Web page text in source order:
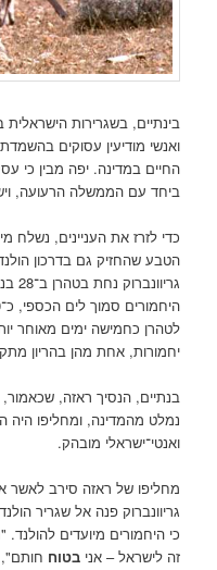
בינתיים, בשגרירות
החיים במדינה. יפה מבין כי
ביחד עם הממשלה הרעועה,
כדי לזרז את העניינים, נשלח
הטבע שהחזיק גם בדרכון
יחמורות, אחת מהן בהריון
בנתיים, הנסיך ראזה,
נמלט מהמדינה, ומחליפו היה
ואנטי־ישראלי מובהק.
מחליפו של ראזה סירב לאשר
גריוונברוק פנה אל שגריר
כי היחמורים מיועדים
זה לישראל – אניבטוח חותם",